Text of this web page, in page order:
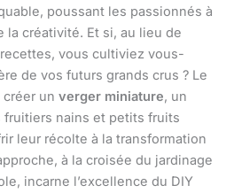
poussant les passionnés à
la créativité. Et si, au lieu de
vous cultiviez vous-
de vos futurs grands crus ? Le
un verger miniature, un
fruitiers nains et petits fruits
leur récolte à la transformation
à la croisée du jardinage
incarne l’excellence du DIY